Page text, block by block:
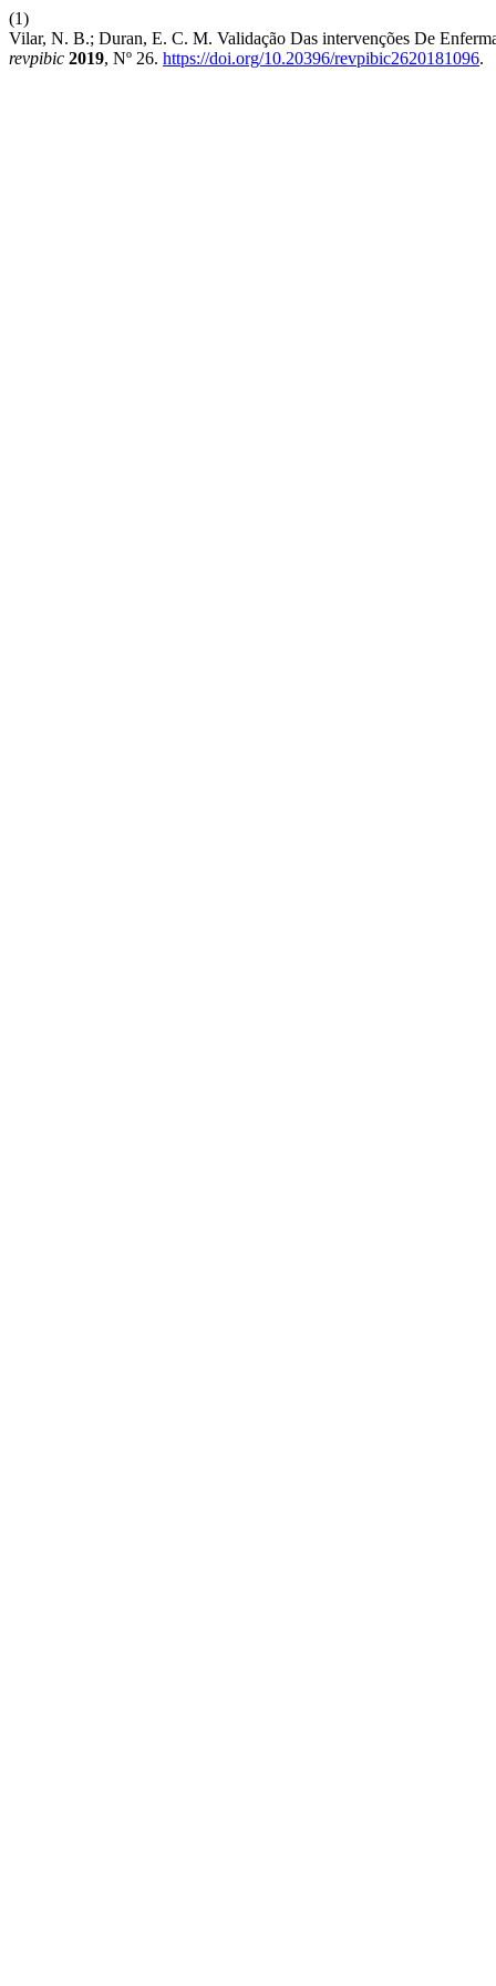
(1)
Vilar, N. B.; Duran, E. C. M. Validação Das intervenções De
revpibic 2019, Nº 26. https://doi.org/10.20396/revpibic2620181096.